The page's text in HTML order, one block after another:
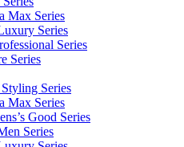
Max Series
Series
Series
Series
Series
Max Series
Good Series
Series